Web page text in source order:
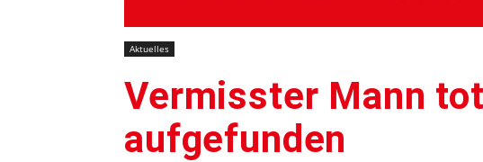
Aktuelles
Vermisster Mann
aufgefunden